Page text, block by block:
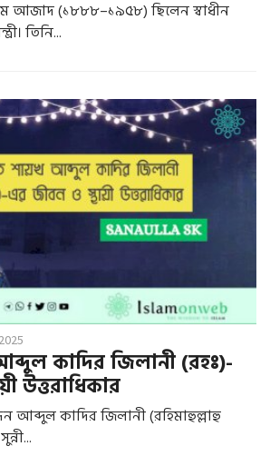
(১৮৮৮–১৯৫৮) ছিলেন স্বাধীন
তিনি...
কাদির জিলানী (রহঃ)-
উত্তরাধিকার
আব্দুল কাদির জিলানী (রহিমাহুল্লাহু